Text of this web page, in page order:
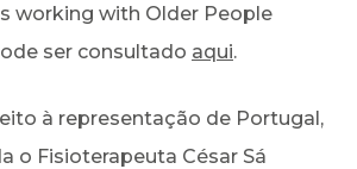
working with Older People
ser consultado aqui.
à representação de Portugal,
o Fisioterapeuta César Sá